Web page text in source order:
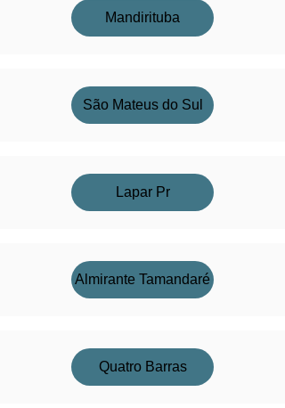
Mandirituba
São Mateus do Sul
Lapar Pr
Almirante Tamandaré
Quatro Barras